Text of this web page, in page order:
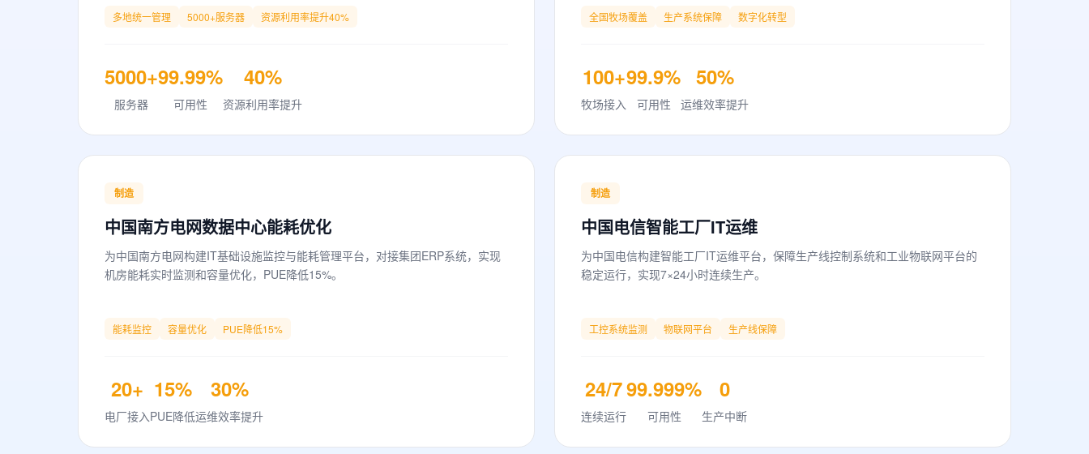
多地统一管理 5000+服务器 资源利用率提升40%
5000+
服务器
99.99%
可用性
40%
资源利用率提升
全国牧场覆盖 生产系统保障 数字化转型
100+
牧场接入
99.9%
可用性
50%
运维效率提升
制造
中国南方电网数据中心能耗优化
为中国南方电网构建IT基础设施监控与能耗管理平台，对接集团ERP系统，实现
机房能耗实时监测和容量优化，PUE降低15%。
能耗监控 容量优化 PUE降低15%
20+
电厂接入
15%
PUE降低
30%
运维效率提升
制造
中国电信智能工厂IT运维
为中国电信构建智能工厂IT运维平台，保障生产线控制系统和工业物联网平台的
稳定运行，实现7×24小时连续生产。
工控系统监测 物联网平台 生产线保障
24/7
连续运行
99.999%
可用性
0
生产中断